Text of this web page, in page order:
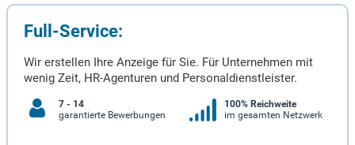
Full-Service:
Wir erstellen Ihre Anzeige für Sie. Für Unternehmen mit
wenig Zeit, HR-Agenturen und Personaldienstleister.
7 - 14
garantierte Bewerbungen
100% Reichweite
im gesamten Netzwerk